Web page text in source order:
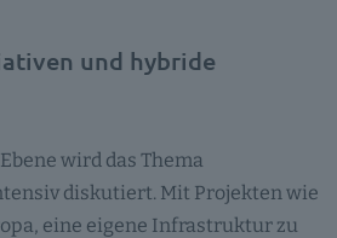
und hybride
wird das Thema
diskutiert. Mit Projekten wie
eine eigene Infrastruktur zu